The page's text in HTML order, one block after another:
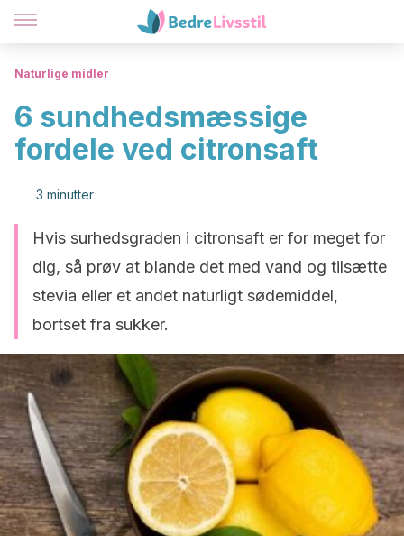
Naturlige midler
6 sundhedsmæssige
fordele ved citronsaft
3 minutter
Hvis surhedsgraden i citronsaft er for meget for
dig, så prøv at blande det med vand og tilsætte
stevia eller et andet naturligt sødemiddel,
bortset fra sukker.